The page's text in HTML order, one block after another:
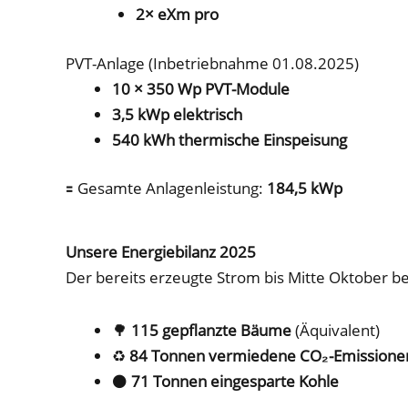
2× eXm pro
PVT-Anlage (Inbetriebnahme 01.08.2025)
10 × 350 Wp PVT-Module
3,5 kWp elektrisch
540 kWh thermische Einspeisung
🟰 Gesamte Anlagenleistung: 184,5 kWp
Unsere Energiebilanz 2025
Der bereits erzeugte Strom bis Mitte Oktober
🌳 115 gepflanzte Bäume(Äquivalent)
♻️ 84 Tonnen vermiedene CO₂-
⚫ 71 Tonnen eingesparte Kohle